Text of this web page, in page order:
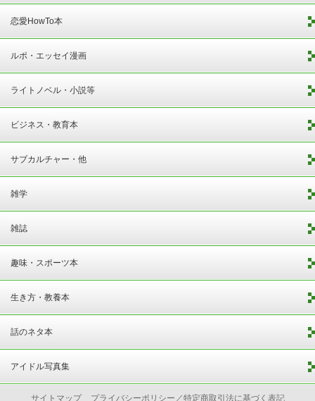
恋愛HowTo本
ルポ・エッセイ漫画
ライトノベル・小説等
ビジネス・教育本
サブカルチャー・他
雑学
雑誌
趣味・スポーツ本
生き方・教養本
話のネタ本
アイドル写真集
サイトマップ プライバシーポリシー／特定商取引法に基づく表記